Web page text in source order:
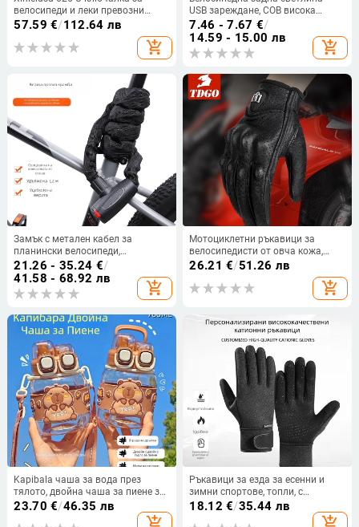
велосипеди и леки превозни
средства, корпус от
високоякостна алуминиева
сплав, цилиндър от цинкова
сплав и силиконов корпус; тегло
57.59 €/112.64 лв
add_shopping_cart
USB зареждане, COB висока
яркост, предупредителна
светлина за нощно каране -
Марка: Друга; Авторизиран
частен бранд; Не е внос; Без
7.46 - 7.67 €/
14.59 - 15.00 лв
add_shopping_cart
Замък с метален кабел за
планински велосипеди,
електрически велосипеди и
мотоциклети
21.26 - 35.24 €/
41.58 - 68.92 лв
add_shopping_cart
Мотоциклетни ръкавици за
велосипедисти от овча кожа,
водоустойчиви, есен-зимни,
26.21 €/51.26 лв
add_shopping_cart
Kapibala чаша за вода през
тялото, двойна чаша за пиене за
училище, специална лятна
училищна чаша за момчета и
23.70 €/46.35 лв
add_shopping_cart
Ръкавици за езда за есенни и
зимни спортове, топли, с
поларена подплата,
водоустойчиви, неплъзгащи се,
18.12 €/35.44 лв
add_shopping_cart